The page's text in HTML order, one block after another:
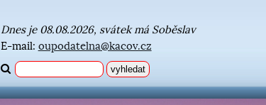
Dnes je 08.08.2026, svátek má Soběslav
E-mail: oupodatelna@kacov.cz